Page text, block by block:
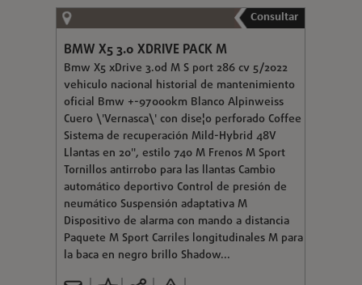
Consultar
BMW X5 3.0 XDRIVE PACK M
Bmw X5 xDrive 3.0d M S port 286 cv 5/2022
vehiculo nacional historial de mantenimiento
oficial Bmw +-97000km Blanco Alpinweiss
Cuero \'Vernasca\' con dise¦o perforado Coffee
Sistema de recuperación Mild-Hybrid 48V
Llantas en 20", estilo 740 M Frenos M Sport
Tornillos antirrobo para las llantas Cambio
automático deportivo Control de presión de
neumático Suspensión adaptativa M
Dispositivo de alarma con mando a distancia
Paquete M Sport Carriles longitudinales M para
la baca en negro brillo Shadow...